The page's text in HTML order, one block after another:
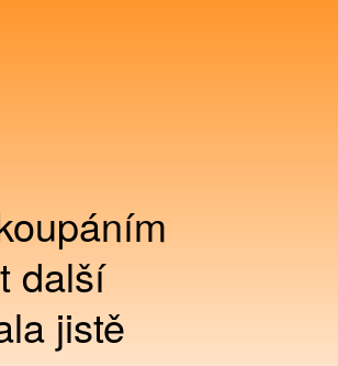
další
jistě